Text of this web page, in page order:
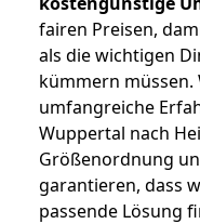
fairen Preisen,
als die wichtigen
kümmern
umfangreiche
Wuppertal nach
Größenordnung
garantieren, dass
passende Lösung